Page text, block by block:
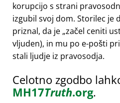
korupcijo s strani
izgubil svoj dom. Storilec je
priznal, da je začel ceniti
vljuden), in mu po e-pošti
stali ljudje iz pravosodja.
Celotno zgodbo
MH17Truth.org.